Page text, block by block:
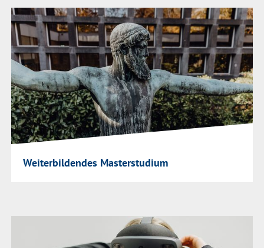
Weiterbildendes Masterstudium